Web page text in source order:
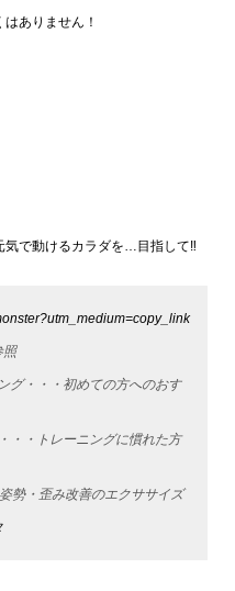
ありません！
気で動けるカラダを…目指して‼
照
グ・・・初めての方へのおす
・・トレーニングに慣れた方
勢・歪み改善のエクササイズ